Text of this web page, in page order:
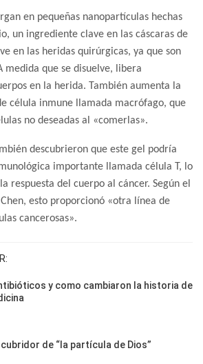
en pequeñas nanopartículas hechas
un ingrediente clave en las cáscaras de
en las heridas quirúrgicas, ya que son
medida que se disuelve, libera
en la herida. También aumenta la
célula inmune llamada macrófago, que
no deseadas al «comerlas».
descubrieron que este gel podría
importante llamada célula T, lo
respuesta del cuerpo al cáncer. Según el
esto proporcionó «otra línea de
cancerosas».
y como cambiaron la historia de
de “la partícula de Dios”